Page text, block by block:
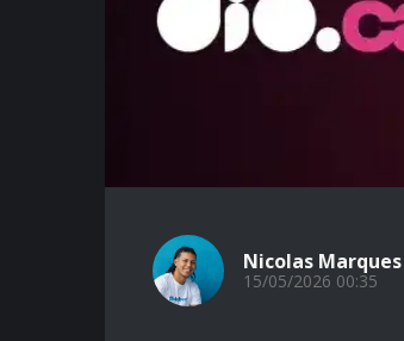
Nicolas Marques
15/05/2026 00:35